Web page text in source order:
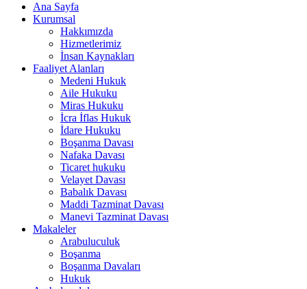
Ana Sayfa
Kurumsal
Hakkımızda
Hizmetlerimiz
İnsan Kaynakları
Faaliyet Alanları
Medeni Hukuk
Aile Hukuku
Miras Hukuku
İcra İflas Hukuk
İdare Hukuku
Boşanma Davası
Nafaka Davası
Ticaret hukuku
Velayet Davası
Babalık Davası
Maddi Tazminat Davası
Manevi Tazminat Davası
Makaleler
Arabuluculuk
Boşanma
Boşanma Davaları
Hukuk